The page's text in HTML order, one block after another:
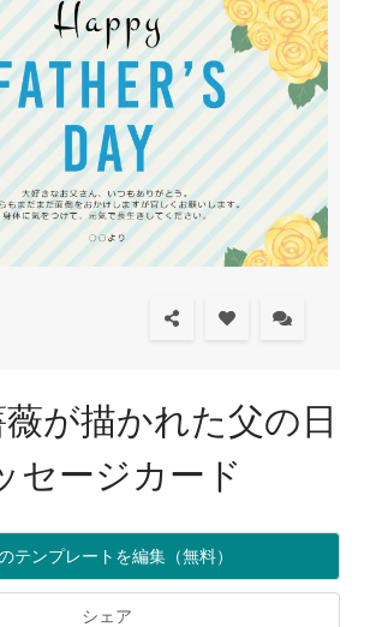
が描かれた父の日
セージカード
テンプレートを編集（無料）
シェア